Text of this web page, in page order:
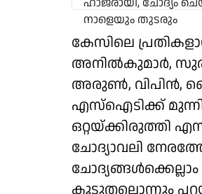
കേസിലെ
അനിൽകുമാർ,
അരുൺ, വിപിൻ,
എസ്ഐടിക്ക്
ഒറ്റയ്ക്കിരുത്തി
ചോദ്യാവലി
കൂടുതലൊന്നും